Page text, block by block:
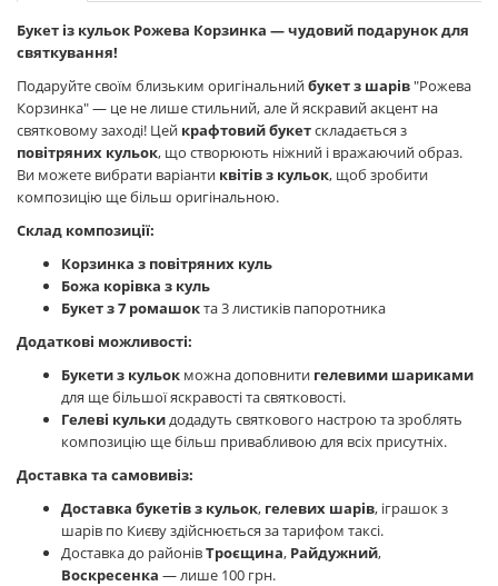
Букет із кульок Рожева Корзинка — чудовий подарунок для
святкування!
Подаруйте своїм близьким оригінальнийбукет з шарів"Рожева
Корзинка" — це не лише стильний, але й яскравий акцент на
святковому заході! Цей крафтовий букетскладається з
повітряних кульок, що створюють ніжний і вражаючий образ.
Ви можете вибрати варіанти квітів з кульок, щоб зробити
композицію ще більш оригінальною.
Склад композиції:
Корзинка з повітряних куль
Божа корівка з куль
Букет з 7 ромашокта 3 листиків папоротника
Додаткові можливості:
Букети з кульок можна доповнити гелевими шариками
для ще більшої яскравості та святковості.
Гелеві кулькидодадуть святкового настрою та зроблять
композицію ще більш привабливою для всіх присутніх.
Доставка та самовивіз:
Доставка букетів з кульок, гелевих шарів, іграшок з
шарів по Києву здійснюється за тарифом таксі.
Доставка до районівТроєщина, Райдужний,
Воскресенка — лише 100 грн.